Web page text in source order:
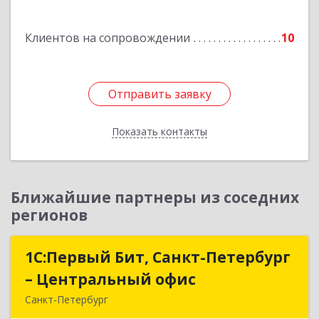
Клиентов на сопровождении 10
Отправить заявку
Показать контакты
Отправить заявку
Назад
Ближайшие партнеры из соседних
регионов
1С:Первый Бит, Санкт-Петербург
– Центральный офис
Санкт-Петербург
1С:Первый Бит, Санкт-Петербург
– Центральный офис